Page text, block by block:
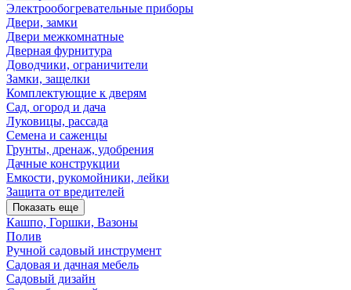
Электрообогревательные приборы
Двери, замки
Двери межкомнатные
Дверная фурнитура
Доводчики, ограничители
Замки, защелки
Комплектующие к дверям
Сад, огород и дача
Луковицы, рассада
Семена и саженцы
Грунты, дренаж, удобрения
Дачные конструкции
Емкости, рукомойники, лейки
Защита от вредителей
Показать еще
Кашпо, Горшки, Вазоны
Полив
Ручной садовый инструмент
Садовая и дачная мебель
Садовый дизайн